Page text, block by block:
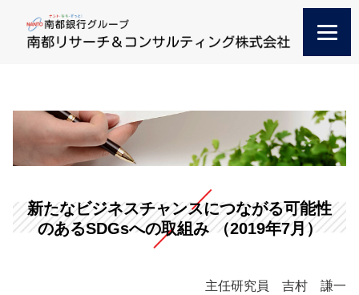
新たなビジネスチャンスにつながる可能性
のあるSDGsへの取組み （2019年7月）
主任研究員 吉村 謙一